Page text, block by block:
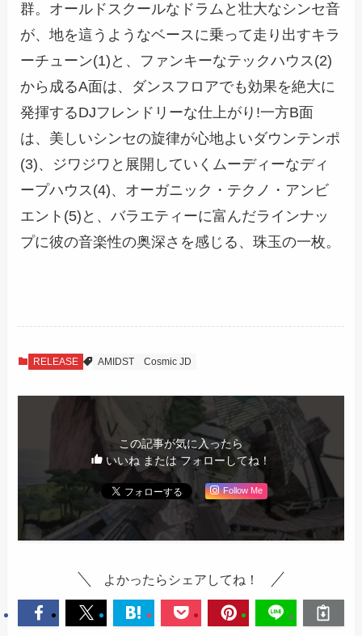
群。オールドスクールなドラムと壮大なシンセ音
が、地を這うようなベースに乗って走り出すキラ
ーチューン(1)と、ファンキーなテックハウス(2)
から成るA面は、ダンスフロアでも効果を絶大に
発揮するDJフレンドリーな仕上がり!一方B面
は、美しいシンセの旋律が心地よいダウンテンポ
(3)、ジワジワと展開していくムーディーなディ
ープハウス(4)、オーガニック・テクノ・アンビ
エント(5)と、バラエティーに富んだラインナッ
プに彼の音楽性の奥深さを感じる、珠玉の一枚。
RELEASE AMIDST Cosmic JD
この記事が気に入ったら
いいね または フォローしてね！
Follow Me
よかったらシェアしてね！